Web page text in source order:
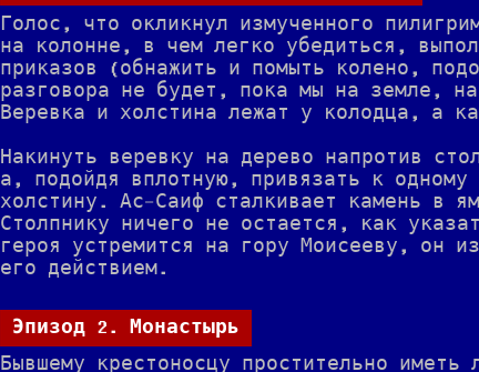
Голос, что окликнул измученного
на колонне, в чем легко убедиться,
приказов (обнажить и помыть колено,
разговора не будет, пока мы на земле,
Веревка и холстина лежат у колодца, а
Накинуть веревку на дерево напротив
а, подойдя вплотную, привязать к
холстину. Ас-Саиф сталкивает камень в
Столпнику ничего не остается, как
героя устремится на гору Моисееву, он
его действием.
Эпизод 2. Монастырь
Бывшему крестоносцу простительно иметь